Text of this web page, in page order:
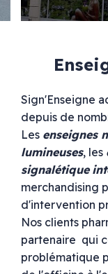
Sign'Enseigne
depuis de
Les enseignes
lumineuses, les
signalétique
merchandising
d'intervention
Nos clients
partenaire qui
problématique